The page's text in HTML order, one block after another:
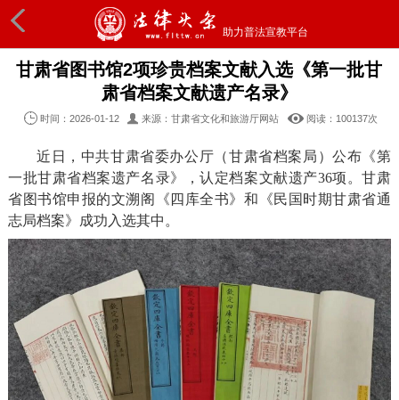
助力普法宣教平台
甘肃省图书馆2项珍贵档案文献入选《第一批甘
肃省档案文献遗产名录》
时间：2026-01-12 来源：甘肃省文化和旅游厅网站 阅读：100137次
近日，中共甘肃省委办公厅（甘肃省档案局）公布《第
一批甘肃省档案遗产名录》，认定档案文献遗产36项。甘肃
省图书馆申报的文溯阁《四库全书》和《民国时期甘肃省通
志局档案》成功入选其中。